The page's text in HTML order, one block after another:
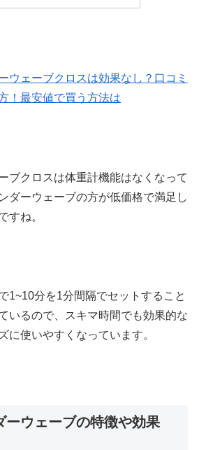
ウェーブクロスは効果なし？口コミ
！最安値で買う方法は
ブクロスは体重計機能はなくなって
ダーウェーブの方が低価格で満足し
すね。
1~10分を1分間隔でセットすること
いるので、スキマ時間でも効果的な
に使いやすくなっています。
ーウェーブの特徴や効果